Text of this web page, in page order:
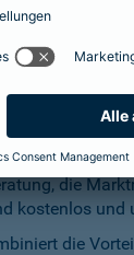
durch den
reagieren.
Finanzierung
die
kostenlos und
die